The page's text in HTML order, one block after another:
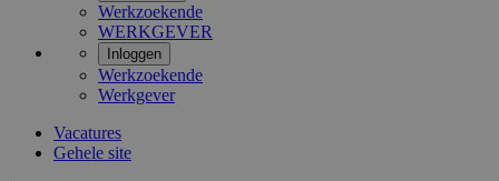
Werkzoekende
WERKGEVER
Inloggen
Werkzoekende
Werkgever
Vacatures
Gehele site